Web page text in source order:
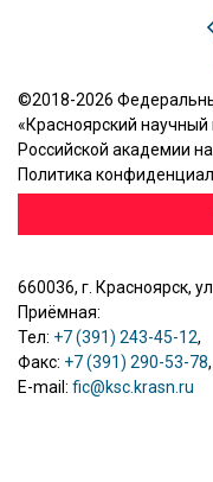
©2018-2026
«Красноярский
Российской академии
Политика
660036, г. Красноярск,
Приёмная:
Тел: +7 (391) 243-45-12,
Факс: +7 (391) 290-53-78,
E-mail: fic@ksc.krasn.ru